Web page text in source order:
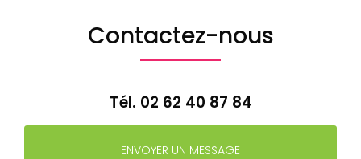
Contactez-nous
Tél. 02 62 40 87 84
ENVOYER UN MESSAGE